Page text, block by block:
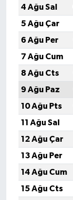
4 Ağu Sal
5 Ağu Çar
6 Ağu Per
7 Ağu Cum
8 Ağu Cts
9 Ağu Paz
10 Ağu Pts
11 Ağu Sal
12 Ağu Çar
13 Ağu Per
14 Ağu Cum
15 Ağu Cts